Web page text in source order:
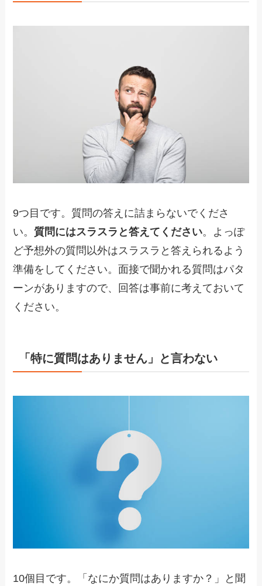
9つ目です。質問の答えに詰まらないでくださ
い。質問にはスラスラと答えてください。よっぽ
ど予想外の質問以外はスラスラと答えられるよう
準備をしてください。面接で聞かれる質問はパタ
ーンがありますので、回答は事前に考えておいて
ください。
「特に質問はありません」と言わない
10個目です。「なにか質問はありますか？」と聞